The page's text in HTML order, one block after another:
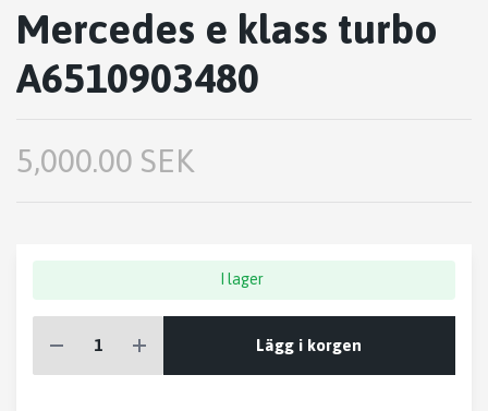
Mercedes e klass turbo
A6510903480
5,000.00 SEK
I lager
Lägg i korgen